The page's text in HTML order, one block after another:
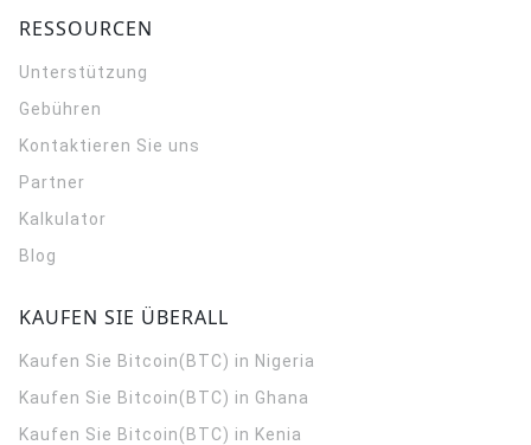
RESSOURCEN
Unterstützung
Gebühren
Kontaktieren Sie uns
Partner
Kalkulator
Blog
KAUFEN SIE ÜBERALL
Kaufen Sie Bitcoin(BTC) in Nigeria
Kaufen Sie Bitcoin(BTC) in Ghana
Kaufen Sie Bitcoin(BTC) in Kenia